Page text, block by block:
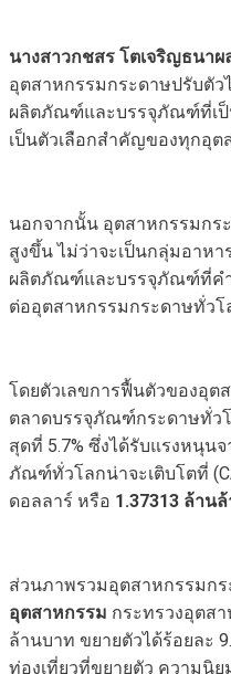
นางสาวกชสร โตเจริญธนาผ
อุตสาหกรรมกระดาษปรับตัว
ผลิตภัณฑ์และบรรจุภัณฑ์ที่เป็
เป็นตัวเลือกสำคัญของทุกอุต
นอกจากนั้น อุตสาหกรรมกร
สูงขึ้น ไม่ว่าจะเป็นกลุ่มอาห
ผลิตภัณฑ์และบรรจุภัณฑ์ที่คำ
ต่ออุตสาหกรรมกระดาษทั่ว
โดยตัวเลขการฟื้นตัวของอุต
ตลาดบรรจุภัณฑ์กระดาษทั่ว
สุดที่ 5.7% ซึ่งได้รับแรงหนุ
ภัณฑ์ทั่วโลกน่าจะเติบโตที่
ดอลลาร์ หรือ 1.37313 ล้าน
ส่วนภาพรวมอุตสาหกรรมกร
อุตสาหกรรม กระทรวงอุตส
ล้านบาท ขยายตัวได้ร้อยละ
ท่องเที่ยวที่ขยายตัว ความนิ